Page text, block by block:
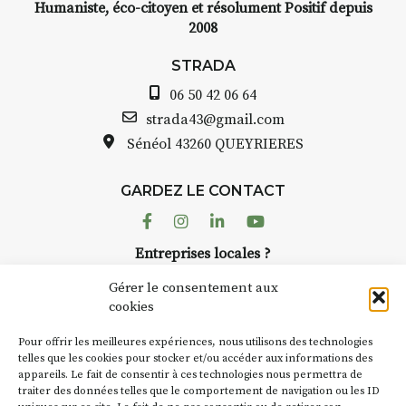
Gérer le consentement aux
cookies
Pour offrir les meilleures expériences, nous utilisons des technologies
telles que les cookies pour stocker et/ou accéder aux informations des
appareils. Le fait de consentir à ces technologies nous permettra de
traiter des données telles que le comportement de navigation ou les ID
avez ouvert une galerie à
Auzon…
Bernard TURLE Le Fumoir n’est
pas une galerie permanente.
AuzonToujours organise
dans le village. Des artistes et
caves, les granges d’Auzon. Le
Fumoir est l’un de ces espaces
d’autres activités culturelles de
la Petite Cité de Caractère. Par
exemple, l’installationCochon
Charbons’inscrit comme en
Humaniste, éco-citoyen et résolument Positif depuis
2008
STRADA
06 50 42 06 64
strada43@gmail.com
Sénéol 43260 QUEYRIERES
GARDEZ LE CONTACT
FacebookInstagram
LinkedinYoutube
Entreprises locales ?
Suivez toute l'actu de Strada